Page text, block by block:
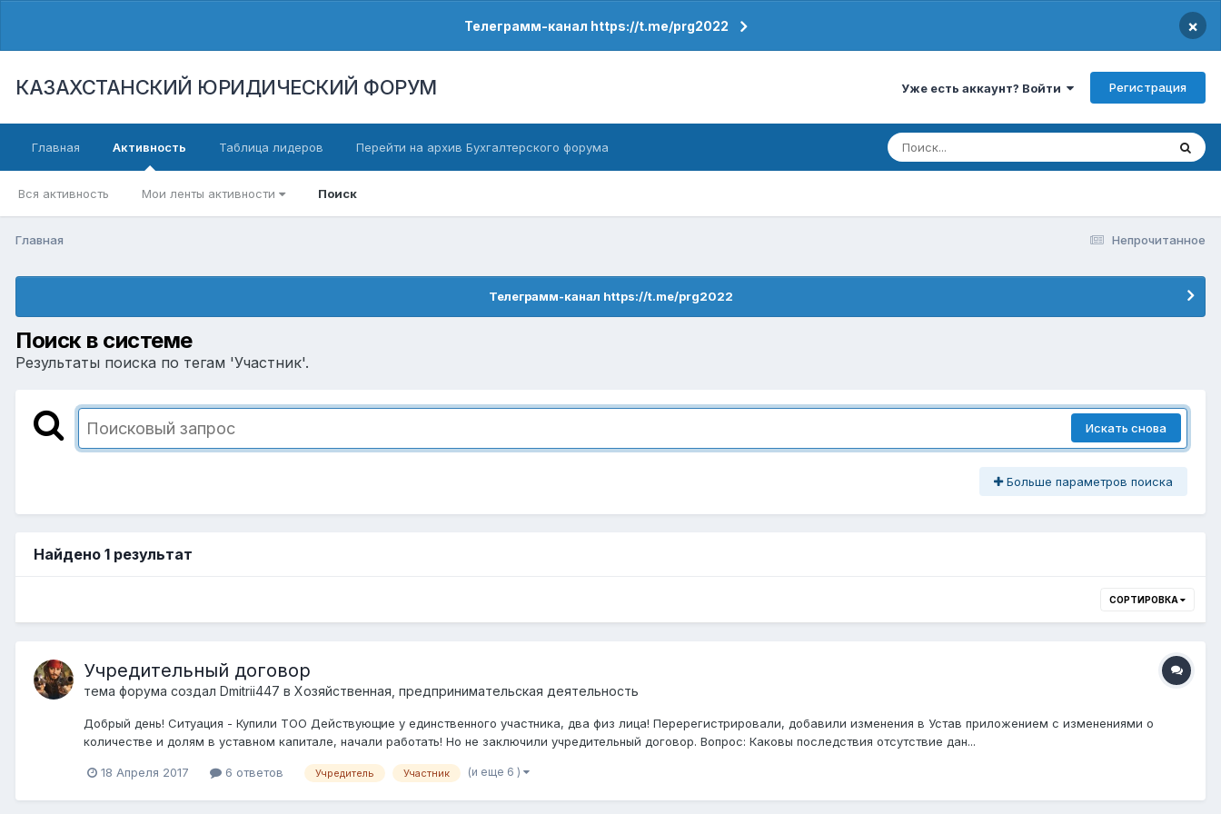
Телеграмм-канал https://t.me/prg2022 ×
КАЗАХСТАНСКИЙ ЮРИДИЧЕСКИЙ ФОРУМ Уже есть аккаунт? Войти Регистрация
Главная Активность
Вся активность Мои ленты активности Поиск
Таблица лидеров Перейти на архив Бухгалтерского форума
Непрочитанное
Главная
Телеграмм-канал https://t.me/prg2022
Поиск в системе
Результаты поиска по тегам 'Участник'.
Искать снова
Больше параметров поиска
Найдено 1 результат
СОРТИРОВКА
Учредительный договор
тема форума создал Dmitrii447 в Хозяйственная, предпринимательская деятельность
Добрый день! Ситуация - Купили ТОО Действующие у единственного участника, два физ лица! Перерегистрировали, добавили изменения в Устав приложением с изменениями о
количестве и долям в уставном капитале, начали работать! Но не заключили учредительный договор. Вопрос: Каковы последствия отсутствие дан...
18 Апреля 2017 6 ответов Учредитель Участник (и еще 6 )